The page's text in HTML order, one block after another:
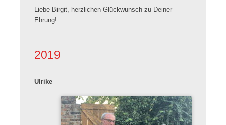
Liebe Birgit, herzlichen Glückwunsch zu Deiner
Ehrung!
2019
Ulrike